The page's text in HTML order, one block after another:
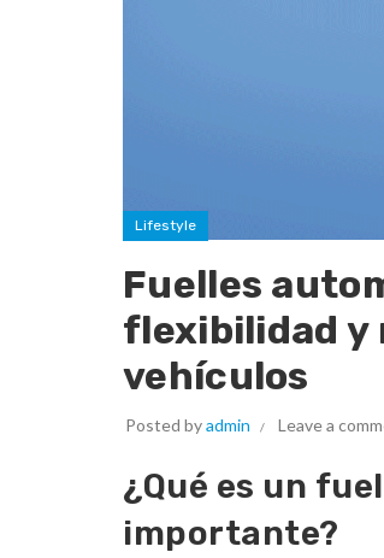
Lifestyle
Fuelles
flexibilidad y
vehículos
Posted byadmin Leave a
¿Qué es un
importante?